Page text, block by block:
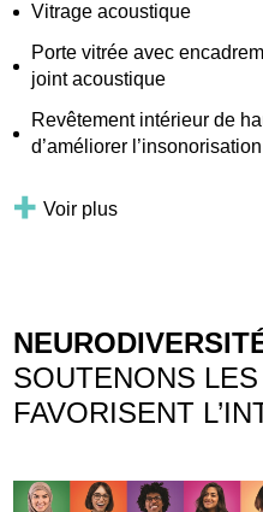
Vitrage acoustique
Porte vitrée avec
joint acoustique
Revêtement intérieur de
d’améliorer l’insonorisation
Voir plus
SOUTENONS
FAVORISENT